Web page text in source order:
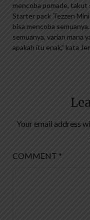
mencoba pomade,
Starter pack Tezzen
bisa mencoba
semuanya, varian mana
apakah itu enak,” kata
Your email address
COMMENT *